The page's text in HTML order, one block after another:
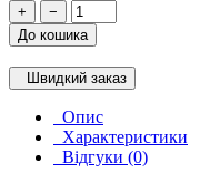
+
−
До кошика
Швидкий заказ
Опис
Характеристики
Відгуки (0)